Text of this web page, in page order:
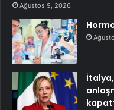
Ağustos 9, 2026